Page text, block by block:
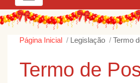
Página Inicial Legislação Termo
Termo de